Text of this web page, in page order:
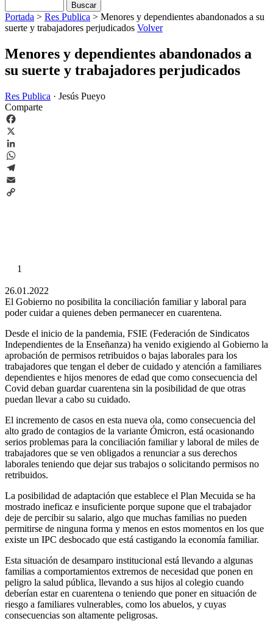
Portada > Res Publica > Menores y dependientes abandonados a su
suerte y trabajadores perjudicados Volver
Menores y dependientes abandonados a
su suerte y trabajadores perjudicados
Res Publica · Jesús Pueyo
Comparte
Facebook
X
LinkedIn
WhatsApp
Telegram
Email
1
26.01.2022
El Gobierno no posibilita la conciliación familiar y laboral para
poder cuidar a quienes deben permanecer en cuarentena.
Desde el inicio de la pandemia, FSIE (Federación de Sindicatos
Independientes de la Enseñanza) ha venido exigiendo al Gobierno la
aprobación de permisos retribuidos o bajas laborales para los
trabajadores que tengan el deber de cuidado y atención a familiares
dependientes e hijos menores de edad que como consecuencia del
Covid deban guardar cuarentena sin la posibilidad de que otras
puedan llevar a cabo su cuidado.
El incremento de casos en esta nueva ola, como consecuencia del
alto grado de contagios de la variante Ómicron, está ocasionando
serios problemas para la conciliación familiar y laboral de miles de
trabajadores que se ven obligados a renunciar a sus derechos
laborales teniendo que dejar sus trabajos o solicitando permisos no
retribuidos.
La posibilidad de adaptación que establece el Plan Mecuida se ha
mostrado ineficaz e insuficiente porque supone que el trabajador
deje de percibir su salario, algo que muchas familias no pueden
permitirse de ninguna forma y menos en estos momentos en los que
existe un IPC desbocado que está castigando la economía familiar.
Esta situación de desamparo institucional está llevando a algunas
familias a comportamientos extremos de necesidad que ponen en
peligro la salud pública, llevando a sus hijos al colegio cuando
deberían estar en cuarentena o teniendo que poner en situación de
riesgo a familiares vulnerables, como los abuelos, y cuyas
consecuencias son altamente peligrosas.